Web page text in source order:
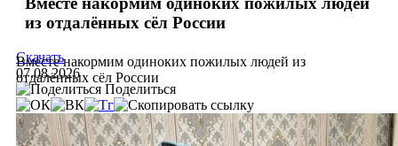
из отдалённых сёл России
Вместе накормим одиноких пожилых людей из
отдалённых сёл России
Скачать
07.08.2026
Поделиться